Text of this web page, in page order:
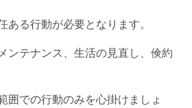
ある行動が必要となります。
ンテナンス、生活の見直し、倹約
囲での行動のみを心掛けましょ